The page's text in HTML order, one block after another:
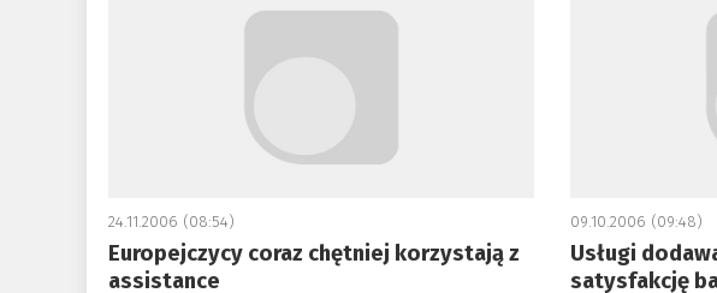
24.11.2006 (08:54)
Europejczycy coraz chętniej korzystają z
assistance
09.10.2006 (09:48)
Usługi
satysfakcję